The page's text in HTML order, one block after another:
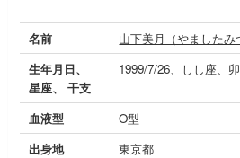
名前
山下美月（やましたみ
生年月日、
星座、 干支
1999/7/26、しし座、
血液型
O型
出身地
東京都